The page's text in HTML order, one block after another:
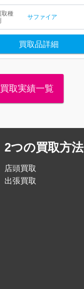
取種
サファイア
買取品詳細
取実績一覧
2つの買取方法
店頭買取
出張買取